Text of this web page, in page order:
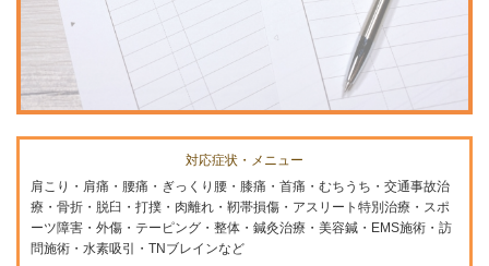
対応症状・メニュー
肩こり・肩痛・腰痛・ぎっくり腰・膝痛・首痛・むちうち・交通事故治
療・骨折・脱臼・打撲・肉離れ・靭帯損傷・アスリート特別治療・スポ
ーツ障害・外傷・テーピング・整体・鍼灸治療・美容鍼・EMS施術・訪
問施術・水素吸引・TNブレインなど